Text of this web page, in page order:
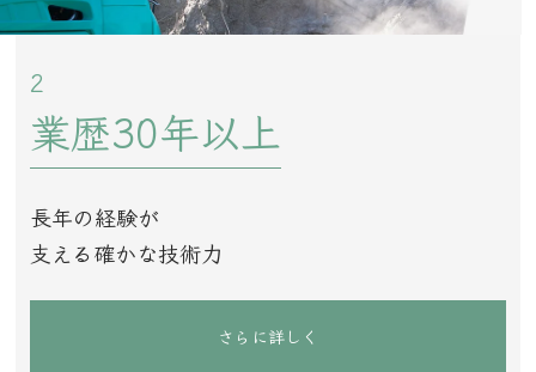
2
業歴30年以上
長年の経験が
支える確かな技術力
さらに詳しく